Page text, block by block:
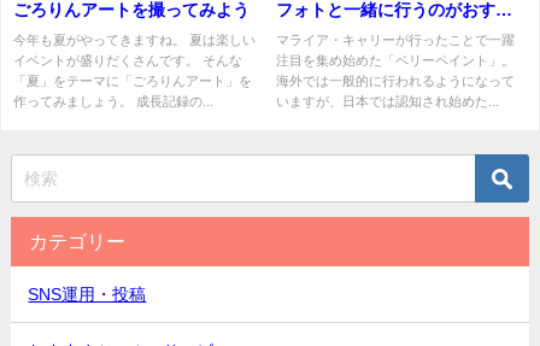
ごろりんアートを撮ってみよう
今年も夏がやってきますね。 夏は楽しい
イベントが盛りだくさんです。 そんな
「夏」をテーマに「ごろりんアート」を
作ってみましょう。 成長記録の...
フォトと一緒に行うのがおすす
め！メリット・費用を解説
マライア・キャリーが行ったことで一躍
注目を集め始めた「ベリーペイント」。
海外では一般的に行われるようになって
いますが、日本では認知され始めた...
カテゴリー
SNS運用・投稿